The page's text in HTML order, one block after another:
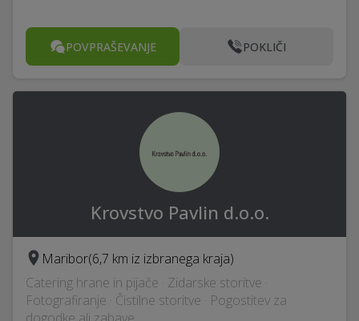
POVPRAŠEVANJE POKLIČI
Krovstvo Pavlin d.o.o.
Maribor(6,7 km iz izbranega kraja)
Catering hrane in pijače · Zidarske storitve ·
Fotografiranje · Čistilne storitve · Pogostitev za